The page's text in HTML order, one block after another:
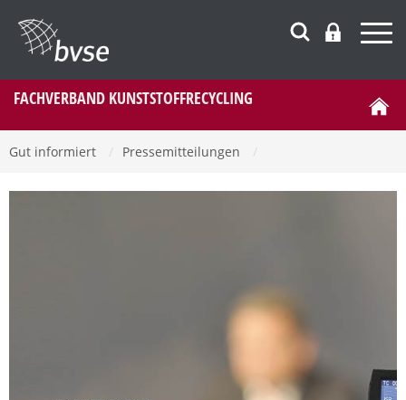
FACHVERBAND KUNSTSTOFFRECYCLING
Gut informiert Pressemitteilungen